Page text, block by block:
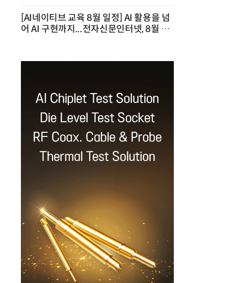
[AI네이티브 교육 8월 일정] AI 활용을 넘
어 AI 구현까지...전자신문인터넷, 8월 실